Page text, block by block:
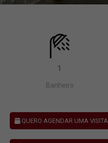
1
Banheiro
QUERO AGENDAR UMA VISITA